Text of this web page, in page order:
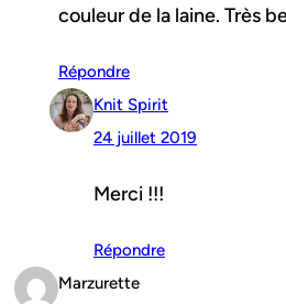
couleur de la laine. Très
Répondre
Knit Spirit
24 juillet 2019
Merci !!!
Répondre
Marzurette